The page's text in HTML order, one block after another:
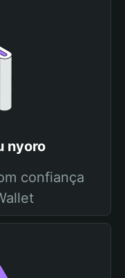
nyoro
confiança